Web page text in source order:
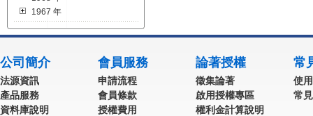
1967 年
公司簡介
法源資訊
產品服務
資料庫說明
會員服務
申請流程
會員條款
授權費用
論著授權
徵集論著
啟用授權專區
權利金計算說明
常
使
常